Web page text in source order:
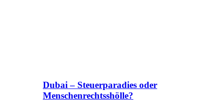
Dubai – Steuerparadies oder
Menschenrechtsshölle?